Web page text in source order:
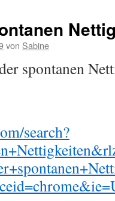
von Sabine
spontanen
search?